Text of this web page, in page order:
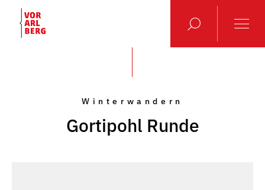
Winterwandern
Gortipohl Runde